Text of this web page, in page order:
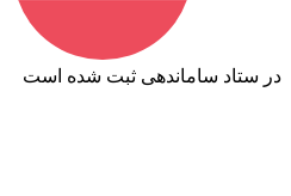
در ستاد ساماندهی ثبت شده است